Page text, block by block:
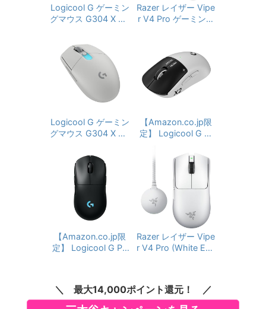
Logicool G ゲーミン
グマウス G304 X SU
ミング マウス G304
X-SL-BK 軽量 59g H
ERO 44Kセンサー LI
GHTSYNC RGB 130
時間連続利用可能 U
etooth対応 PC wind
ows Mac ブラック
国内正規品
Razer レイザー Vipe
r V4 Pro ゲーミング
梱 ワイヤレス Hyper
Speed Wireless 第3
世代 Razer Focus Pr
o オプティカルセン
サー 50,000DPI 第4
ウススイッチ 180時
間駆動 オプティカル
6ボタン ヴァイパー
ブイフォー プロ 【日
本正規代理店保証
品】
Logicool G ゲーミン
グマウス G304 X SU
EED ワイヤレス ゲー
ミング マウス G304
X-SL-WH 軽量 59g
HERO 44Kセンサー
LIGHTSYNC RGB 1
30時間連続利用可能
USB Type-C 充電 Bl
uetooth対応 PC win
dows Mac ホワイト
国内正規品
【Amazon.co.jp限
定】 Logicool G ラ
X2 SUPERSTRIKE LI
GHTSPEED ゲーミ
ングマウス G-PPD-
004WL-STRKd 800
0 ポーリングレート
軽量 61g ハプティッ
ク誘導トリガーシス
テム HITS USB Type
-C 充電 ワイヤレス
ゲーミング マウス 国
ロード付き
【Amazon.co.jp限
定】 Logicool G PR
PPD-002XWL-BKd
軽量 80g LIGHTFOR
Razer レイザー Vipe
r V4 Pro (White Edit
ヤレス HyperSpeed
Wireless 第3世代 Ra
最大14,000ポイント還元！